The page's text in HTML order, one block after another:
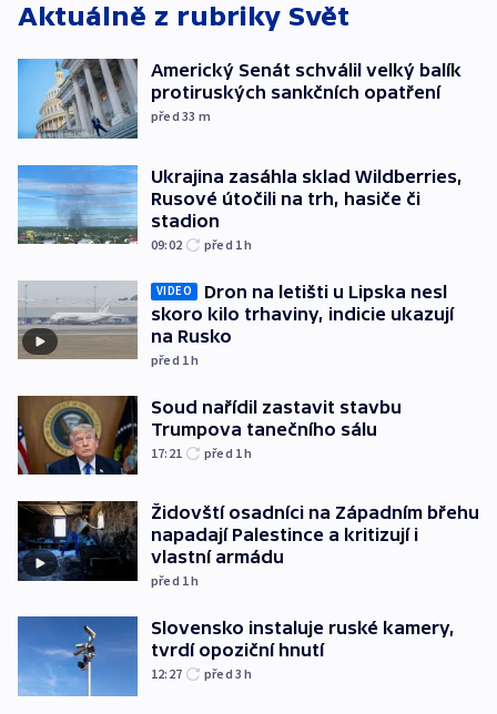
Aktuálně z rubriky Svět
Americký Senát schválil velký balík
protiruských sankčních opatření
před 33 m
Ukrajina zasáhla sklad Wildberries,
Rusové útočili na trh, hasiče či
stadion
09:02 před 1h
VIDEO
Dron na letišti u Lipska nesl
skoro kilo trhaviny, indicie ukazují
na Rusko
před 1h
Soud nařídil zastavit stavbu
Trumpova tanečního sálu
17:21 před 1h
Židovští osadníci na Západním břehu
napadají Palestince a kritizují i
vlastní armádu
před 1h
Slovensko instaluje ruské kamery,
tvrdí opoziční hnutí
12:27 před 3h